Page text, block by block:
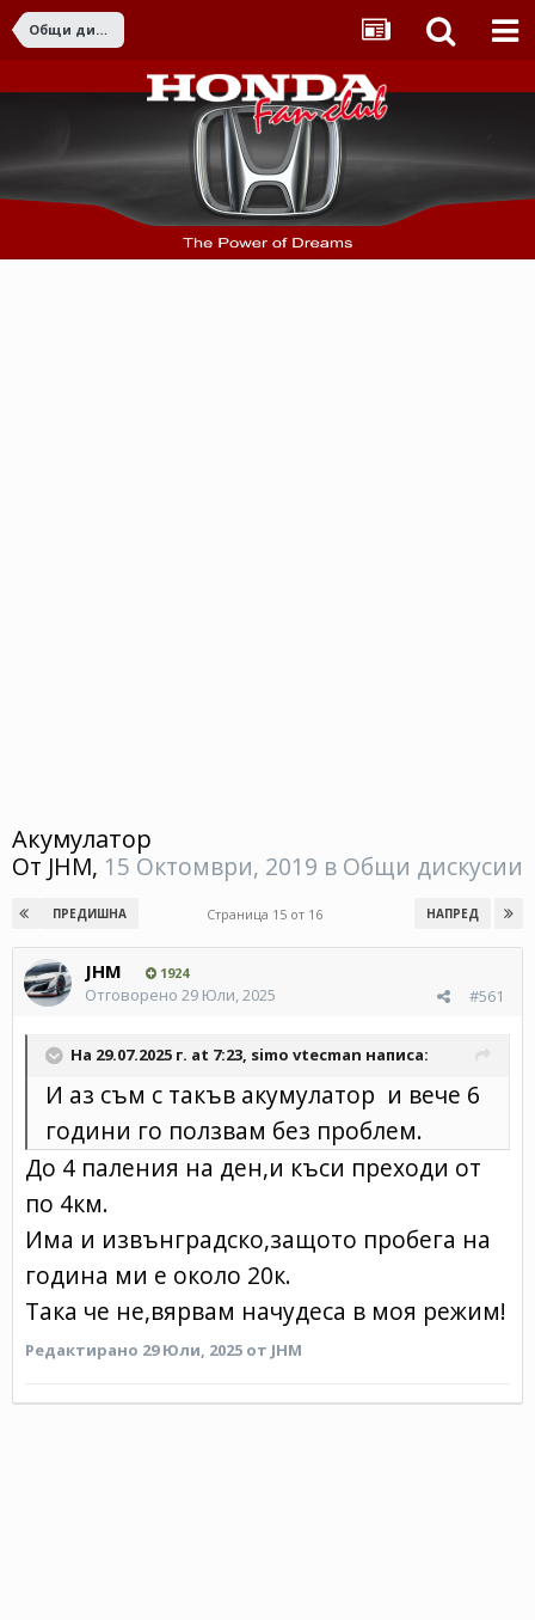
Общи дискусии
Акумулатор
От JHM, 15 Октомври, 2019 в Общи дискусии
ПРЕДИШНА НАПРЕД
Страница 15 от 16
JHM 1924
#561
Отговорено 29 Юли, 2025
На 29.07.2025 г. at 7:23, simo vtecman написа:
И аз съм с такъв акумулатор и вече 6
години го ползвам без проблем.
До 4 паления на ден,и къси преходи от
по 4км.
Има и извънградско,защото пробега на
година ми е около 20к.
Така че не,вярвам начудеса в моя режим!
Редактирано 29 Юли, 2025 от JHM